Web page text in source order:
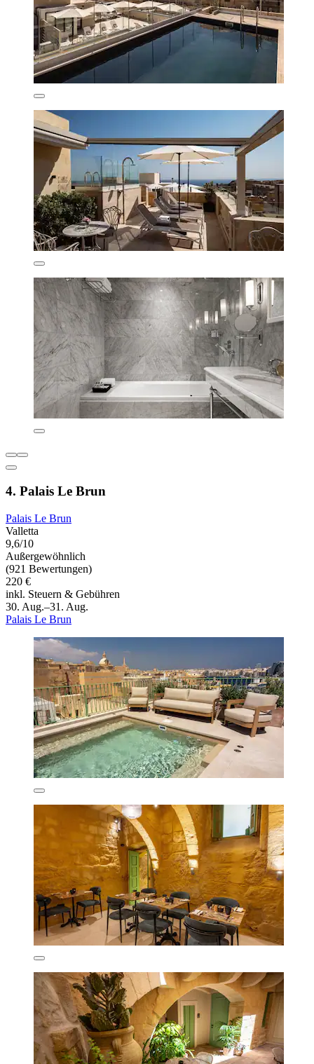
4. Palais Le Brun
Palais Le Brun
Valletta
9,6/10
Außergewöhnlich
(921 Bewertungen)
220 €
inkl. Steuern & Gebühren
30. Aug.–31. Aug.
Palais Le Brun